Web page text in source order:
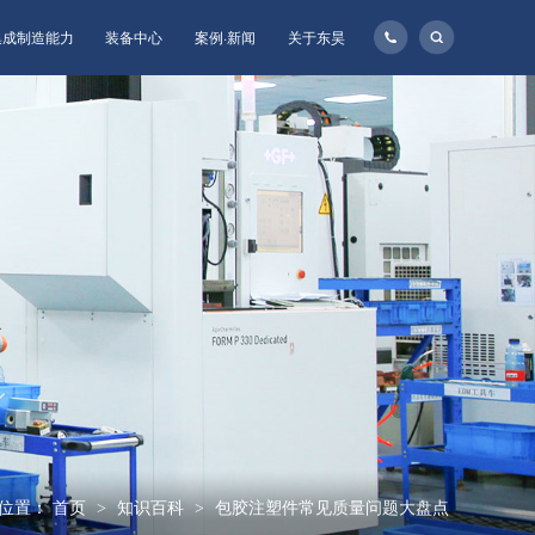
135-
8957
制造能力 装备中心 案例·新闻 关于东昊
置： 首页 > 知识百科 > 包胶注塑件常见质量问题大盘点